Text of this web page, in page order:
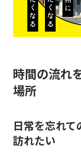
時間の流れ
場所
日常を忘れ
訪れたい